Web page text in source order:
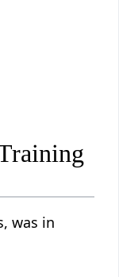
was in